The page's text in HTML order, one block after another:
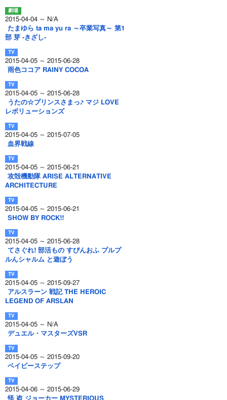
2015-04-04 ～ N/A
たまゆら ta ma yu ra ～卒業写真～ 第1
部 芽 -きざし-
2015-04-05 ～ 2015-06-28
雨色ココア RAINY COCOA
2015-04-05 ～ 2015-06-28
うたの☆プリンスさまっ♪ マジ LOVE
レボリューションズ
2015-04-05 ～ 2015-07-05
血界戦線
2015-04-05 ～ 2015-06-21
攻殻機動隊 ARISE ALTERNATIVE
ARCHITECTURE
2015-04-05 ～ 2015-06-21
SHOW BY ROCK!!
2015-04-05 ～ 2015-06-28
てさぐれ! 部活もの すぴんおふ プルプ
ルんシャルム と遊ぼう
2015-04-05 ～ 2015-09-27
アルスラーン 戦記 THE HEROIC
LEGEND OF ARSLAN
2015-04-05 ～ N/A
デュエル・マスターズVSR
2015-04-05 ～ 2015-09-20
ベイビーステップ
2015-04-06 ～ 2015-06-29